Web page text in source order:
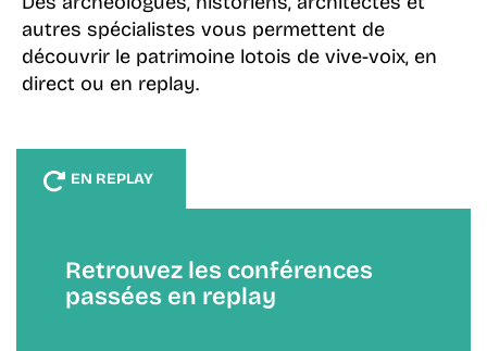
autres spécialistes vous permettent de
découvrir le patrimoine lotois de vive-voix, en
direct ou en replay.
EN REPLAY
Retrouvez les conférences
passées en replay